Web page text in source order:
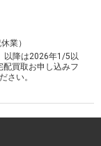
業）
以降は2026年1/5以
買取お申し込みフ
さい。